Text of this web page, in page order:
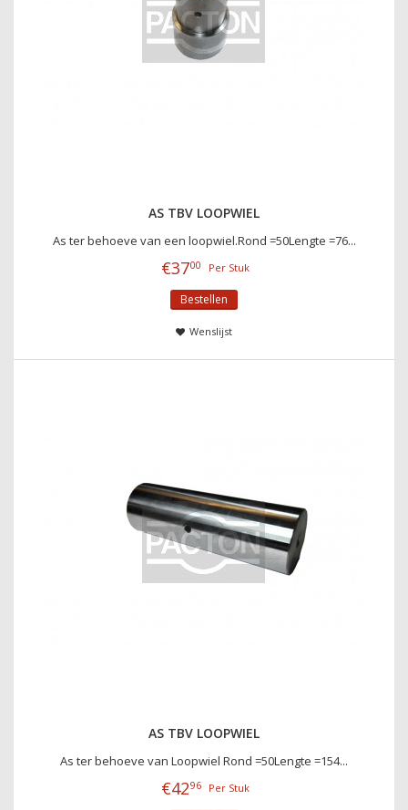
AS TBV LOOPWIEL
As ter behoeve van een loopwiel.Rond =50Lengte =76...
€3700 Per Stuk
Bestellen
Wenslijst
AS TBV LOOPWIEL
As ter behoeve van Loopwiel Rond =50Lengte =154...
€4296 Per Stuk